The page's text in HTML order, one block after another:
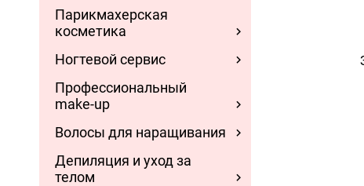
Парикмахерская
косметика
Ногтевой сервис
Профессиональный
make-up
Волосы для наращивания
Депиляция и уход за
телом